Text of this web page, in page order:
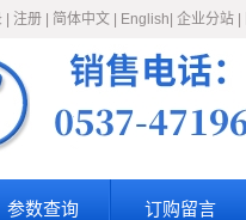
注册 简体中文 English 企业分站
参数查询 订购留言